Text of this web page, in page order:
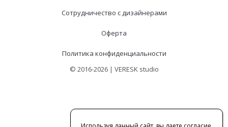
Сотрудничество с дизайнерами
Оферта
Политика конфиденциальности
© 2016-2026 | VERESK studio